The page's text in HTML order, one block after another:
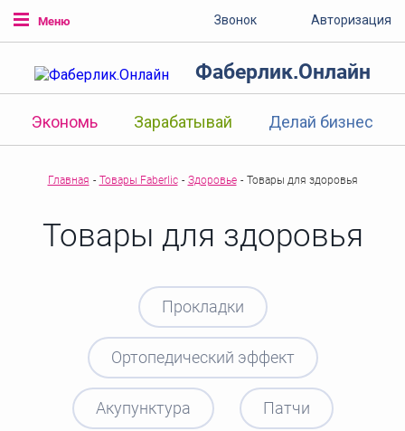
Меню Звонок Авторизация
Фаберлик.Онлайн
Экономь Зарабатывай Делай бизнес
Главная - Товары Faberlic - Здоровье - Товары для здоровья
Товары для здоровья
Прокладки
Ортопедический эффект
Акупунктура Патчи